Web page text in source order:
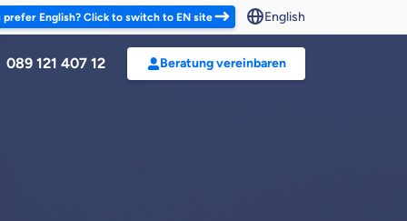
prefer English? Click to switch to EN site English
089 121 407 12 Beratung vereinbaren